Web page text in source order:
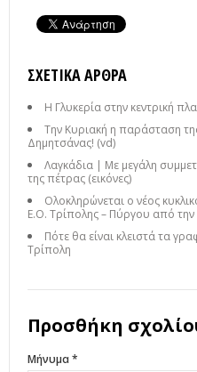
ΣΧΕΤΙΚΆ ΆΡΘΡΑ
Η Γλυκερία στην κεντρική
Την Κυριακή η παράσταση
Δημητσάνας! (vd)
Λαγκάδια | Με μεγάλη
της πέτρας (εικόνες)
Ολοκληρώνεται ο νέος
Ε.Ο. Τρίπολης – Πύργου από
Πότε θα είναι κλειστά τα
Τρίπολη
Προσθήκη
Μήνυμα *